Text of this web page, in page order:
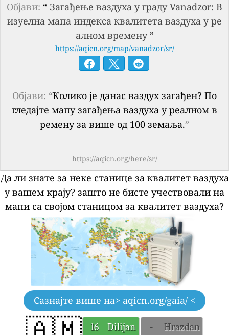
Објави: “ Загађење ваздуха у граду Vanadzor: В
изуелна мапа индекса квалитета ваздуха у ре
алном времену”
https://aqicn.org/map/vanadzor/sr/
Објави: “Колико је данас ваздух загађен? По
гледајте мапу загађења ваздуха у реалном в
ремену за више од 100 земаља.”
https://aqicn.org/here/sr/
Да ли знате за неке станице за квалитет ваздуха
у вашем крају? зашто не бисте учествовали на
мапи са својом станицом за квалитет ваздуха?
Сазнајте више на> aqicn.org/gaia/ <
16 Dilijan -
Hrazdan